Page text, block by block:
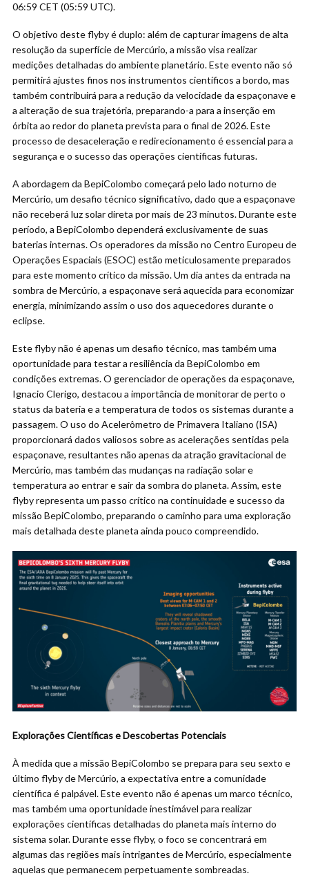
06:59 CET (05:59 UTC).
O objetivo deste flyby é duplo: além de capturar imagens de alta
resolução da superfície de Mercúrio, a missão visa realizar
medições detalhadas do ambiente planetário. Este evento não só
permitirá ajustes finos nos instrumentos científicos a bordo, mas
também contribuirá para a redução da velocidade da espaçonave e
a alteração de sua trajetória, preparando-a para a inserção em
órbita ao redor do planeta prevista para o final de 2026. Este
processo de desaceleração e redirecionamento é essencial para a
segurança e o sucesso das operações científicas futuras.
A abordagem da BepiColombo começará pelo lado noturno de
Mercúrio, um desafio técnico significativo, dado que a espaçonave
não receberá luz solar direta por mais de 23 minutos. Durante este
período, a BepiColombo dependerá exclusivamente de suas
baterias internas. Os operadores da missão no Centro Europeu de
Operações Espaciais (ESOC) estão meticulosamente preparados
para este momento crítico da missão. Um dia antes da entrada na
sombra de Mercúrio, a espaçonave será aquecida para economizar
energia, minimizando assim o uso dos aquecedores durante o
eclipse.
Este flyby não é apenas um desafio técnico, mas também uma
oportunidade para testar a resiliência da BepiColombo em
condições extremas. O gerenciador de operações da espaçonave,
Ignacio Clerigo, destacou a importância de monitorar de perto o
status da bateria e a temperatura de todos os sistemas durante a
passagem. O uso do Acelerômetro de Primavera Italiano (ISA)
proporcionará dados valiosos sobre as acelerações sentidas pela
espaçonave, resultantes não apenas da atração gravitacional de
Mercúrio, mas também das mudanças na radiação solar e
temperatura ao entrar e sair da sombra do planeta. Assim, este
flyby representa um passo crítico na continuidade e sucesso da
missão BepiColombo, preparando o caminho para uma exploração
mais detalhada deste planeta ainda pouco compreendido.
Explorações Científicas e Descobertas Potenciais
À medida que a missão BepiColombo se prepara para seu sexto e
último flyby de Mercúrio, a expectativa entre a comunidade
científica é palpável. Este evento não é apenas um marco técnico,
mas também uma oportunidade inestimável para realizar
explorações científicas detalhadas do planeta mais interno do
sistema solar. Durante esse flyby, o foco se concentrará em
algumas das regiões mais intrigantes de Mercúrio, especialmente
aquelas que permanecem perpetuamente sombreadas.